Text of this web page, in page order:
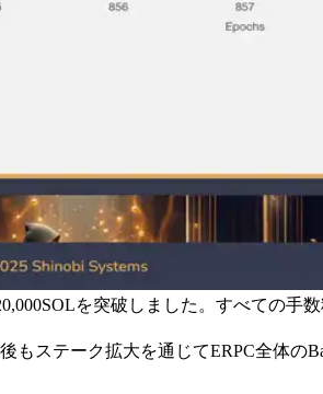
を突破しました。すべての手
ステーク拡大を通じてERPC全体の